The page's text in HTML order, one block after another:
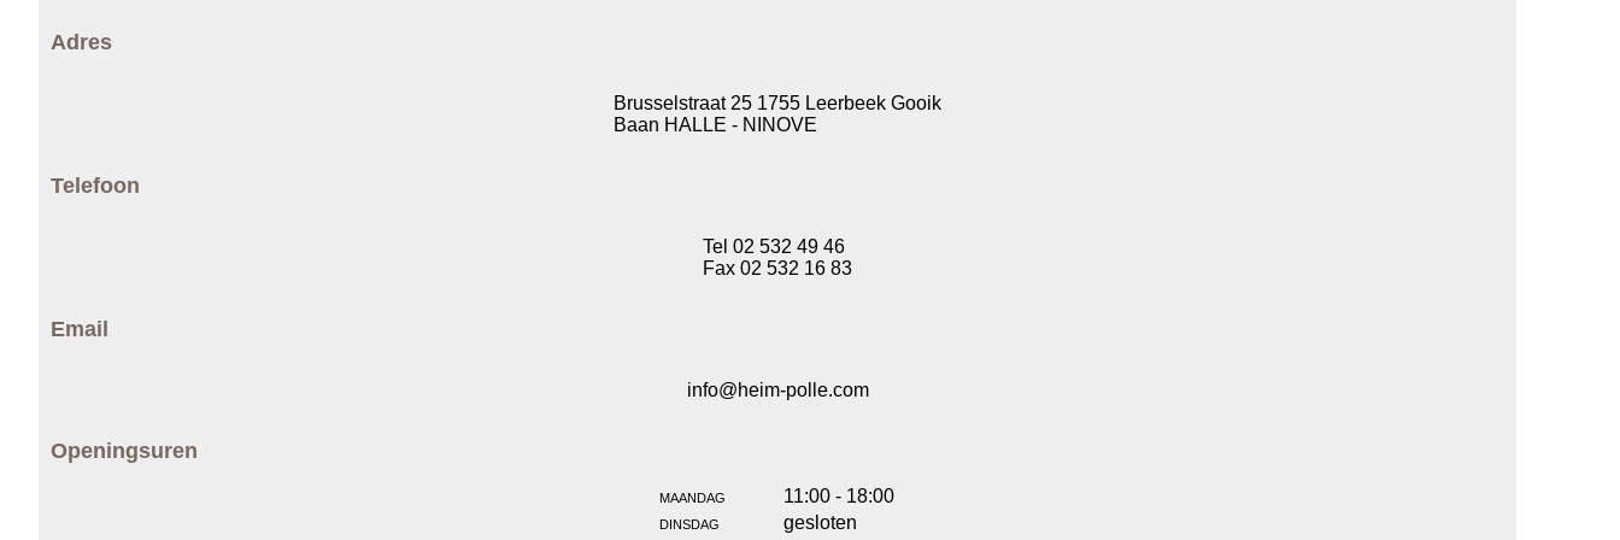
Adres
Brusselstraat 25 1755 Leerbeek Gooik
Baan HALLE - NINOVE
Telefoon
Tel 02 532 49 46
Fax 02 532 16 83
Email
info@heim-polle.com
Openingsuren
maandag
11:00 - 18:00
dinsdag
gesloten